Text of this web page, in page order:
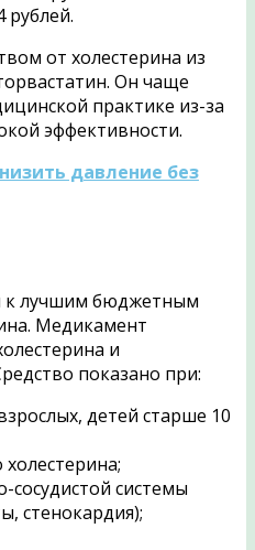
от холестерина из
Он чаще
практике из-за
эффективности.
давление без
к лучшим бюджетным
Медикамент
и
показано при:
детей старше 10
сосудистой системы
стенокардия);